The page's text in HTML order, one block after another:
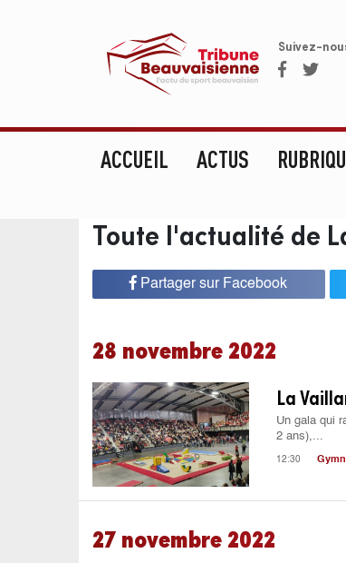
Suivez-
ACCUEIL ACTUS
Toute l'actualité de
Partager sur Facebook
28 novembre 2022
La
Un gala qui
2 ans),...
12:30
27 novembre 2022